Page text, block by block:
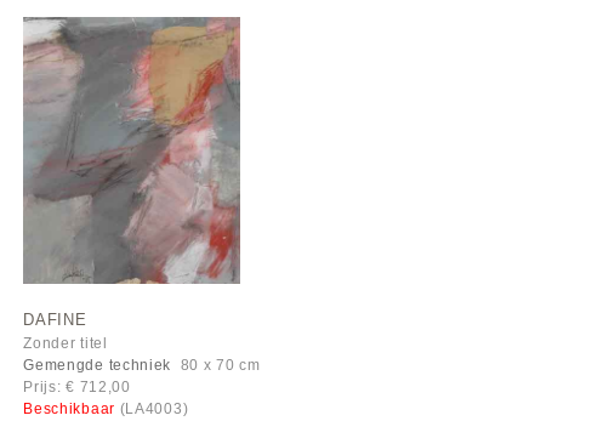
DAFINE
Zonder titel
Gemengde techniek 80 x 70 cm
Prijs: € 712,00
Beschikbaar (LA4003)